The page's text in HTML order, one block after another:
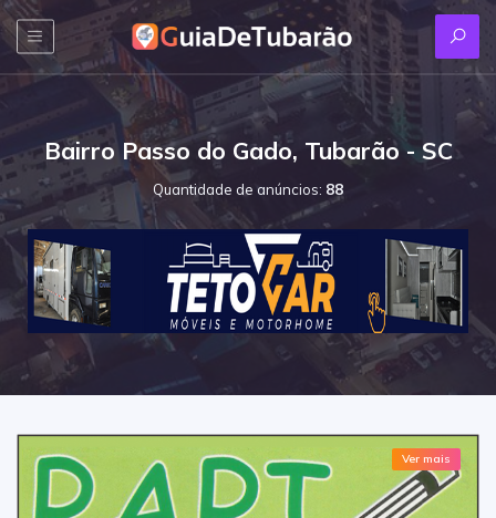
Bairro Passo do Gado, Tubarão - SC
Quantidade de anúncios: 88
Ver mais